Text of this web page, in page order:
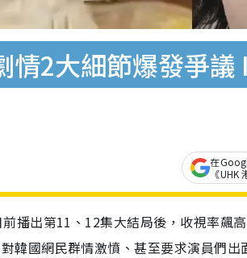
情2大細節爆發爭
在
《UHK
播出第11、12集大結局後，收視率飆
韓國網民群情激憤、甚至要求演員們出